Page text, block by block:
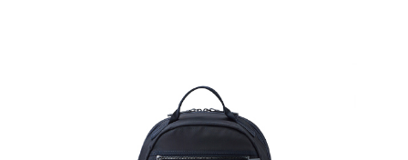
請於收到商品後立即檢視商品與配件完整性，及是否有瑕疵等情
形，人為/外力/不當使用造成的商品瑕疵，恕不認列於7天官網猶豫
期，以及180天保固服務內。